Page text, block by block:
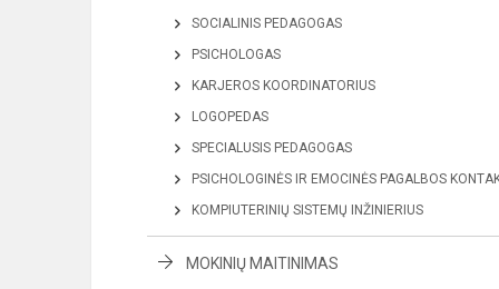
SOCIALINIS PEDAGOGAS
PSICHOLOGAS
KARJEROS KOORDINATORIUS
LOGOPEDAS
SPECIALUSIS PEDAGOGAS
PSICHOLOGINĖS IR EMOCINĖS PAGALBOS
KOMPIUTERINIŲ SISTEMŲ INŽINIERIUS
MOKINIŲ MAITINIMAS